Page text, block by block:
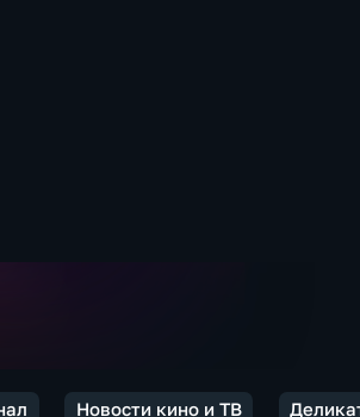
Новости кино и ТВ